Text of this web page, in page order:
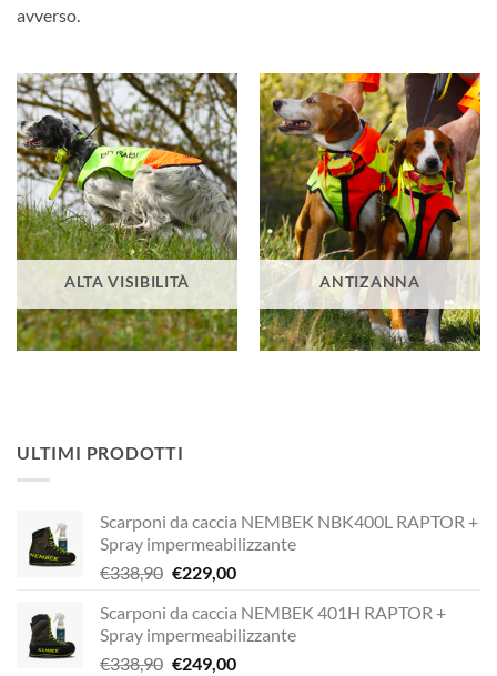
avverso.
ALTA VISIBILITÀ ANTIZANNA
ULTIMI PRODOTTI
Scarponi da caccia NEMBEK NBK400L RAPTOR +
Spray impermeabilizzante
€338,90 Il
originale
era:
€338,90.
€229,00Il
attuale
è:
€229,00.
Scarponi da caccia NEMBEK 401H RAPTOR +
Spray impermeabilizzante
€338,90 Il
€249,00Il